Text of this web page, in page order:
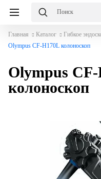
Главная Каталог Гибкое
Olympus CF-H170L колоноскоп
Olympus
колоноскоп